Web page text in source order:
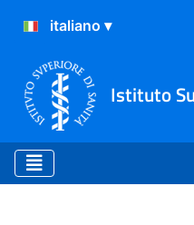
Istituto